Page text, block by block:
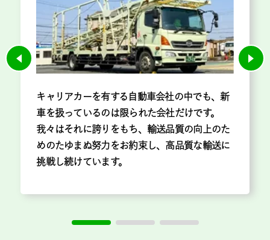
キャリアカーを有する自動車会社の中でも、新
車を扱っているのは限られた会社だけです。
我々はそれに誇りをもち、輸送品質の向上のた
めのたゆまぬ努力をお約束し、高品質な輸送に
挑戦し続けています。